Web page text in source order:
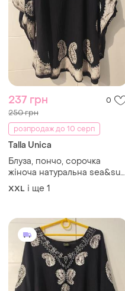
237 грн 0
250 грн
розпродаж до 10 серп
Talla Unica
Блуза, пончо, сорочка
жіноча натуральна sea&sun
one size
XXL і ще 1